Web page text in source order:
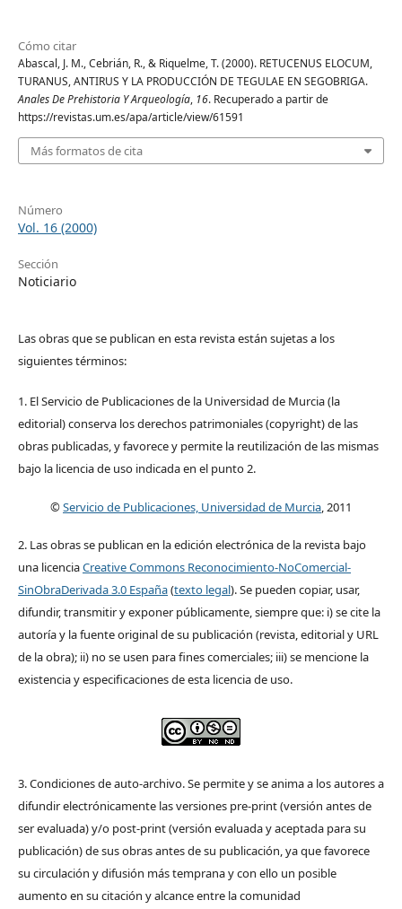
Cómo citar
Abascal, J. M., Cebrián, R., & Riquelme, T. (2000). RETUCENUS ELOCUM,
TURANUS, ANTIRUS Y LA PRODUCCIÓN DE TEGULAE EN SEGOBRIGA.
Anales De Prehistoria Y Arqueología, 16. Recuperado a partir de
https://revistas.um.es/apa/article/view/61591
Más formatos de cita
Número
Vol. 16 (2000)
Sección
Noticiario
Las obras que se publican en esta revista están sujetas a los
siguientes términos:
1. El Servicio de Publicaciones de la Universidad de Murcia (la
editorial) conserva los derechos patrimoniales (copyright) de las
obras publicadas, y favorece y permite la reutilización de las mismas
bajo la licencia de uso indicada en el punto 2.
©Servicio de Publicaciones, Universidad de Murcia, 2011
2. Las obras se publican en la edición electrónica de la revista bajo
una licenciaCreative Commons Reconocimiento-NoComercial-
SinObraDerivada 3.0 España(texto legal). Se pueden copiar, usar,
difundir, transmitir y exponer públicamente, siempre que: i) se cite la
autoría y la fuente original de su publicación (revista, editorial y URL
de la obra); ii) no se usen para fines comerciales; iii) se mencione la
existencia y especificaciones de esta licencia de uso.
3. Condiciones de auto-archivo. Se permite y se anima a los autores a
difundir electrónicamente las versiones pre-print (versión antes de
ser evaluada) y/o post-print (versión evaluada y aceptada para su
publicación) de sus obras antes de su publicación, ya que favorece
su circulación y difusión más temprana y con ello un posible
aumento en su citación y alcance entre la comunidad